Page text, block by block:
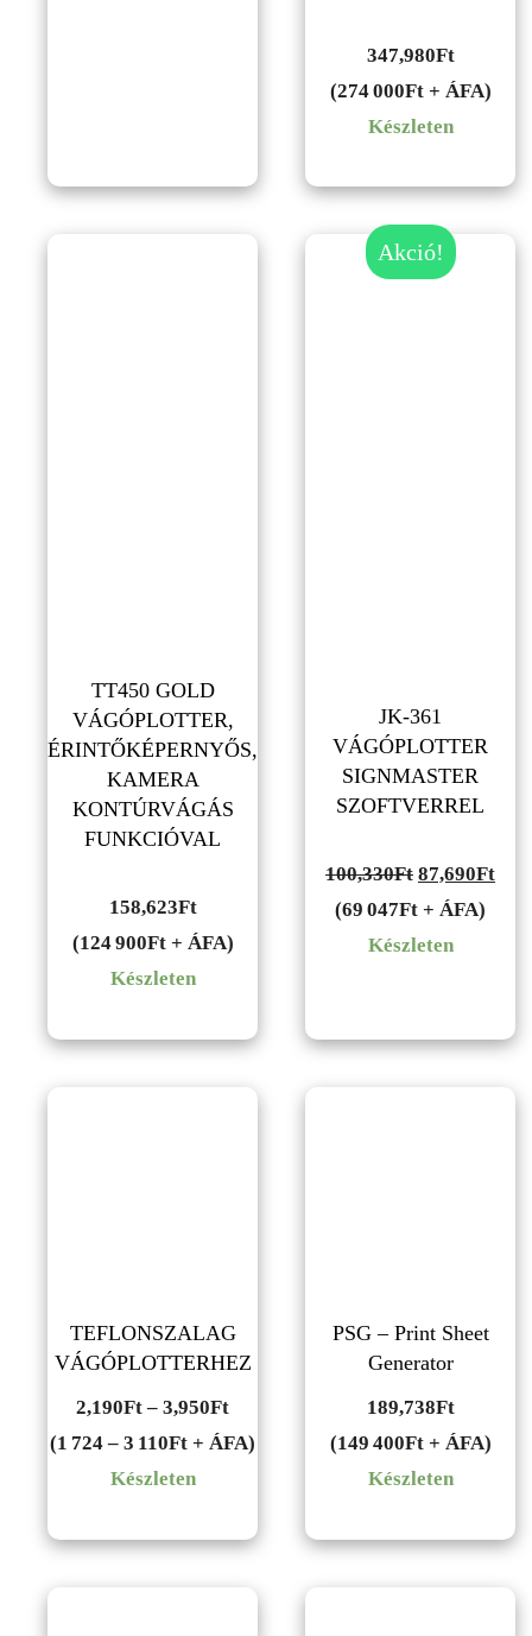
347,980Ft
(274 000Ft + ÁFA)
Készleten
TT450 GOLD
VÁGÓPLOTTER,
ÉRINTŐKÉPERNYŐS,
KAMERA
KONTÚRVÁGÁS
FUNKCIÓVAL
158,623Ft
(124 900Ft + ÁFA)
Készleten
Akció!
JK-361
VÁGÓPLOTTER
SIGNMASTER
SZOFTVERREL
100,330Ft Original
price
was:
87,690Ft
(69 047Ft + ÁFA)
Készleten
TEFLONSZALAG
VÁGÓPLOTTERHEZ
2,190Ft – 3,950FtÁrtartomány:
2,190Ft
(1 724 – 3 110Ft + ÁFA)
Készleten
PSG – Print Sheet
Generator
189,738Ft
(149 400Ft + ÁFA)
Készleten